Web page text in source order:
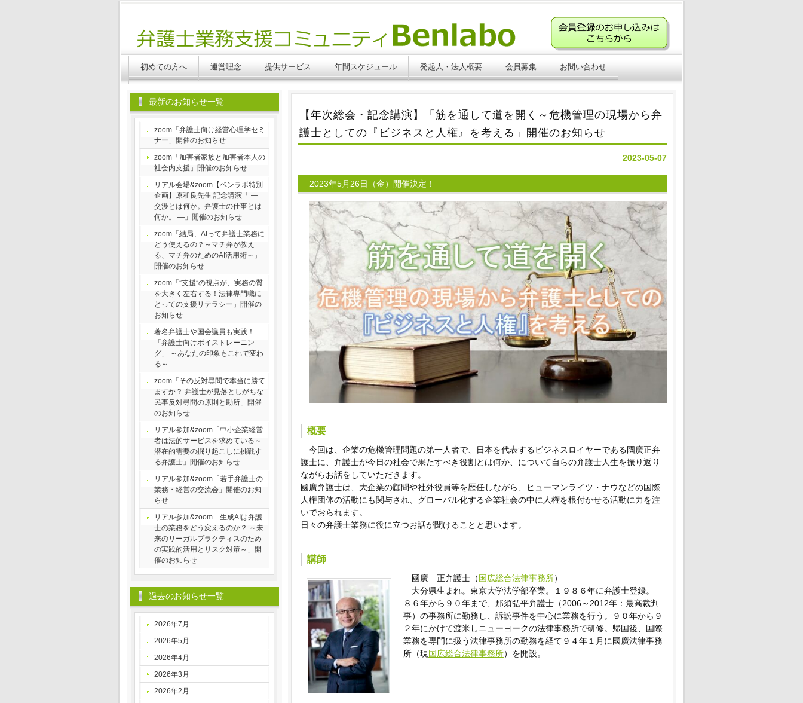
Benlabo
初めての方へ 運営理念 提供サービス 年間スケジュール 発起人・法人概要 会員募集 お問い合わせ
【年次総会・記念講演】「筋を通して道を開く～危機管理の現場から弁
護士としての『ビジネスと人権』を考える」開催のお知らせ
2023-05-07
2023年5月26日（金）開催決定！
概要
今回は、企業の危機管理問題の第一人者で、日本を代表するビジネスロイヤーである國廣正弁
護士に、弁護士が今日の社会で果たすべき役割とは何か、について自らの弁護士人生を振り返り
ながらお話をしていただきます。
國廣弁護士は、大企業の顧問や社外役員等を歴任しながら、ヒューマンライツ・ナウなどの国際
人権団体の活動にも関与され、グローバル化する企業社会の中に人権を根付かせる活動に力を注
いでおられます。
日々の弁護士業務に役に立つお話が聞けることと思います。
講師
國廣 正弁護士（ 国広総合法律事務所）
大分県生まれ。東京大学法学部卒業。１９８６年に弁護士登録。
８６年から９０年まで、那須弘平弁護士（2006～2012年：最高裁判
事）の事務所に勤務し、訴訟事件を中心に業務を行う。９０年から９
２年にかけて渡米しニューヨークの法律事務所で研修。帰国後、国際
業務を専門に扱う法律事務所の勤務を経て９４年１月に國廣法律事務
所（現 国広総合法律事務所）を開設。
最新のお知らせ一覧
zoom「弁護士向け経営心理学セミ
ナー」開催のお知らせ
zoom「加害者家族と加害者本人の
社会内支援」開催のお知らせ
リアル会場&zoom【ベンラボ特別
企画】原和良先生 記念講演「 ―
交渉とは何か。弁護士の仕事とは
何か。 ―」開催のお知らせ
zoom「結局、AIって弁護士業務に
どう使えるの？～マチ弁が教え
る、マチ弁のためのAI活用術～」
開催のお知らせ
zoom「”支援”の視点が、実務の質
を大きく左右する！法律専門職に
とっての支援リテラシー」開催の
お知らせ
著名弁護士や国会議員も実践！
「弁護士向けボイストレーニン
グ」 ～あなたの印象もこれで変わ
る～
zoom「その反対尋問で本当に勝て
ますか？ 弁護士が見落としがちな
民事反対尋問の原則と勘所」開催
のお知らせ
リアル参加&zoom「中小企業経営
者は法的サービスを求めている～
潜在的需要の掘り起こしに挑戦す
る弁護士」開催のお知らせ
リアル参加&zoom「若手弁護士の
業務・経営の交流会」開催のお知
らせ
リアル参加&zoom「生成AIは弁護
士の業務をどう変えるのか？ ～未
来のリーガルプラクティスのため
の実践的活用とリスク対策～」開
催のお知らせ
過去のお知らせ一覧
2026年7月
2026年5月
2026年4月
2026年3月
2026年2月